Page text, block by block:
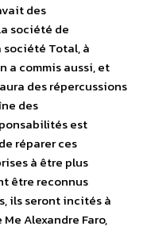
des
société de
Total, à
a commis aussi, et
des répercussions
des
est
réparer ces
à être plus
être reconnus
ils seront incités à
Alexandre Faro,